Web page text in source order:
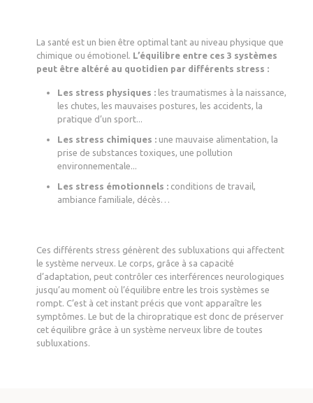
La santé est un bien être optimal tant au niveau physique que
chimique ou émotionel. L’équilibre entre ces 3 systèmes
peut être altéré au quotidien par différents stress :
Les stress physiques : les traumatismes à la naissance,
les chutes, les mauvaises postures, les accidents, la
pratique d’un sport...
Les stress chimiques : une mauvaise alimentation, la
prise de substances toxiques, une pollution
environnementale...
Les stress émotionnels : conditions de travail,
ambiance familiale, décès…
Ces différents stress génèrent des subluxations qui affectent
le système nerveux. Le corps, grâce à sa capacité
d’adaptation, peut contrôler ces interférences neurologiques
jusqu’au moment où l’équilibre entre les trois systèmes se
rompt. C’est à cet instant précis que vont apparaître les
symptômes. Le but de la chiropratique est donc de préserver
cet équilibre grâce à un système nerveux libre de toutes
subluxations.